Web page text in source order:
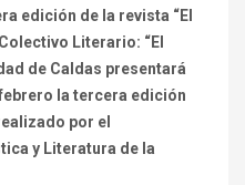
edición de la revista “El
Literario: “El
de Caldas presentará
la tercera edición
por el
y Literatura de la